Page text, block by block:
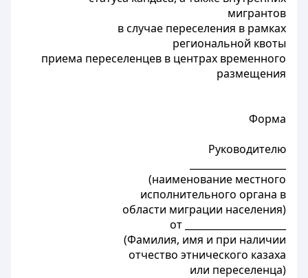
мигрантов
в случае переселения в рамках
региональной квоты
приема переселенцев в центрах временного
размещения
Форма
Руководителю
(наименование местного
исполнительного органа в
области миграции населения)
от _____________________
(Фамилия, имя и при наличии
отчество этнического казаха
или переселенца)